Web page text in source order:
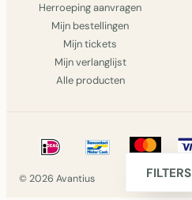
Herroeping aanvragen
Mijn bestellingen
Mijn tickets
Mijn verlanglijst
Alle producten
© 2026 Avantius FILTERS